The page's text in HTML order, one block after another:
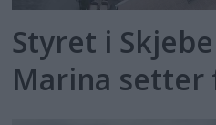
Styret i
Marina setter